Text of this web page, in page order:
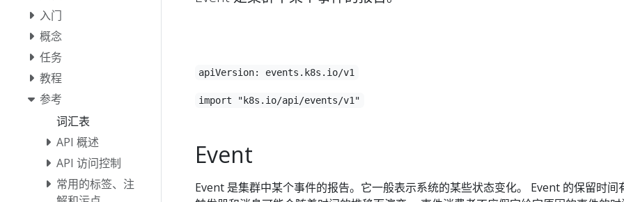
入门
概念
任务
教程
参考
词汇表
API 概述
API 访问控制
常用的标签、注
apiVersion: events.k8s.io/v1
import "k8s.io/api/events/v1"
Event
Event 是集群中某个事件的报告。它一般表示系统的某些状态变化。 Event 的保留时间